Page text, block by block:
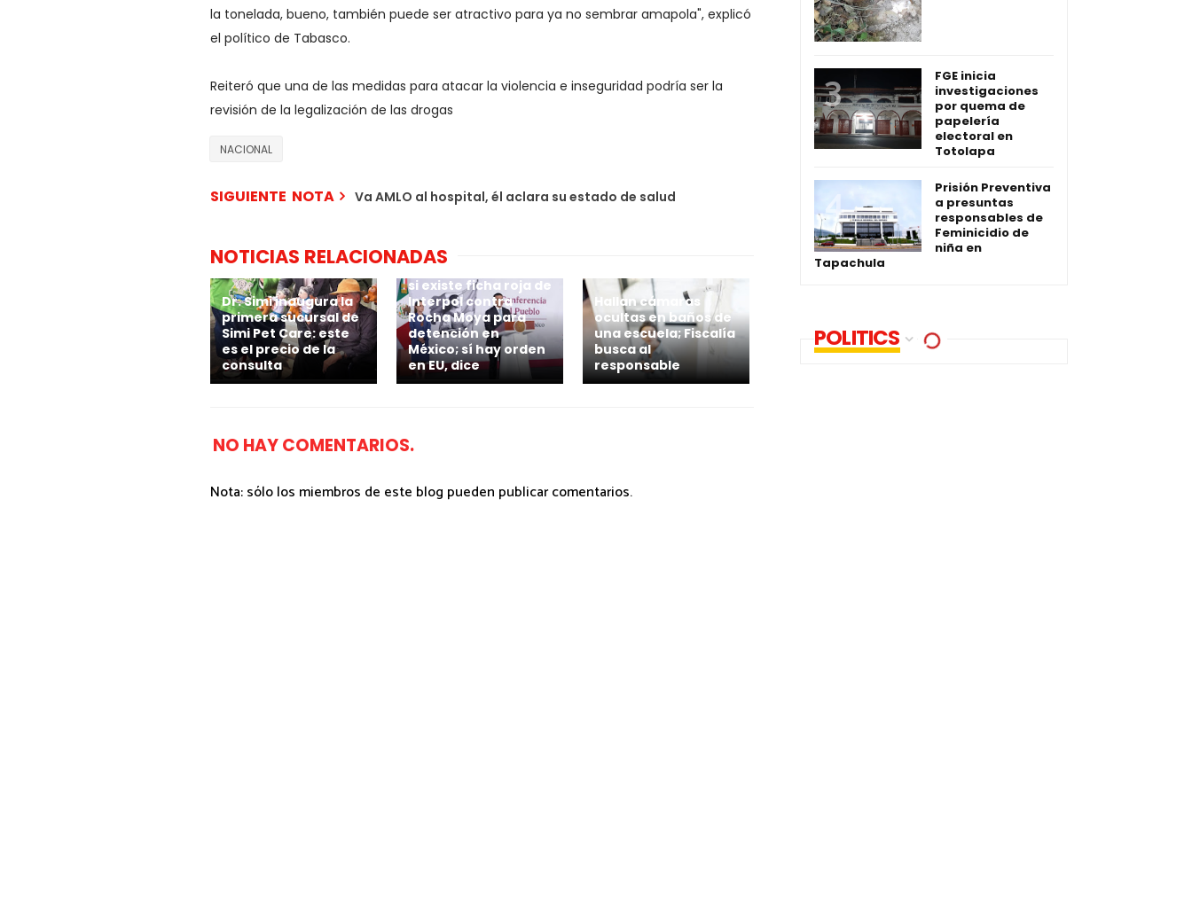
la tonelada, bueno, también puede ser atractivo para ya no sembrar amapola", explicó
el político de Tabasco.
Reiteró que una de las medidas para atacar la violencia e inseguridad podría ser la
revisión de la legalización de las drogas
NACIONAL
SIGUIENTE NOTA Va AMLO al hospital, él aclara su estado de salud
NOTICIAS RELACIONADAS
Dr. Simi inaugura la
primera sucursal de
Simi Pet Care: este
es el precio de la
consulta
si existe ficha roja de
Interpol contra
Rocha Moya para
detención en
México; sí hay orden
en EU, dice
Hallan cámaras
ocultas en baños de
una escuela; Fiscalía
busca al
responsable
NO HAY COMENTARIOS.
Nota: sólo los miembros de este blog pueden publicar comentarios.
FGE inicia
investigaciones
por quema de
papelería
electoral en
Totolapa
Prisión Preventiva
a presuntas
responsables de
Feminicidio de
niña en
Tapachula
POLITICS